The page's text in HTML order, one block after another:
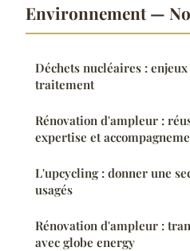
Environnement —
Déchets nucléaires :
traitement
Rénovation d'ampleur :
expertise et
L'upcycling : donner une
usagés
Rénovation d'ampleur :
avec globe energy